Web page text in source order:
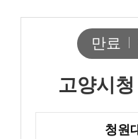
만료
고양시
청원